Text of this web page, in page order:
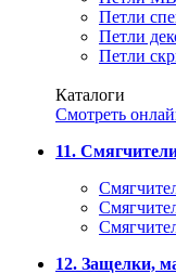
Петли
Петли
Петли
Каталоги
Смотреть
11.
12. Защелки,